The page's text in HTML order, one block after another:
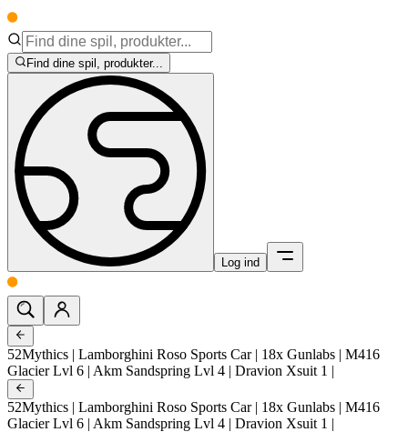
Find dine spil, produkter...
Log ind
52Mythics | Lamborghini Roso Sports Car | 18x Gunlabs | M416
Glacier Lvl 6 | Akm Sandspring Lvl 4 | Dravion Xsuit 1 |
52Mythics | Lamborghini Roso Sports Car | 18x Gunlabs | M416
Glacier Lvl 6 | Akm Sandspring Lvl 4 | Dravion Xsuit 1 |